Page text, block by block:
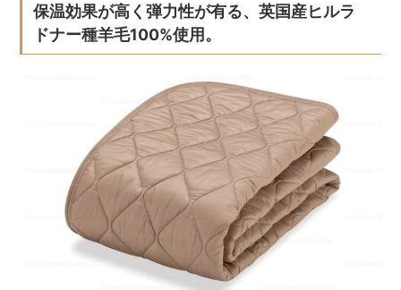
保温効果が高く弾力性が有る、英国産ヒルラ
ドナー種羊毛100%使用。